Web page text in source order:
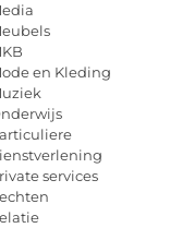
en Kleding
services